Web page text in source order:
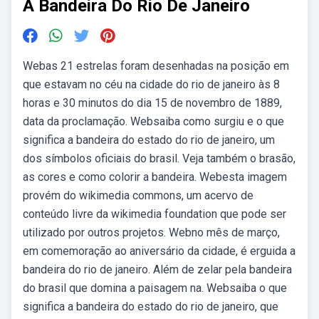
A Bandeira Do Rio De Janeiro
Webas 21 estrelas foram desenhadas na posição em
que estavam no céu na cidade do rio de janeiro às 8
horas e 30 minutos do dia 15 de novembro de 1889,
data da proclamação. Websaiba como surgiu e o que
significa a bandeira do estado do rio de janeiro, um
dos símbolos oficiais do brasil. Veja também o brasão,
as cores e como colorir a bandeira. Webesta imagem
provém do wikimedia commons, um acervo de
conteúdo livre da wikimedia foundation que pode ser
utilizado por outros projetos. Webno mês de março,
em comemoração ao aniversário da cidade, é erguida a
bandeira do rio de janeiro. Além de zelar pela bandeira
do brasil que domina a paisagem na. Websaiba o que
significa a bandeira do estado do rio de janeiro, que